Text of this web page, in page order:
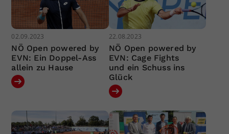
02.09.2023
NÖ Open powered by
EVN: Ein Doppel-Ass
allein zu Hause
22.08.2023
NÖ Open powered by
EVN: Cage Fights
und ein Schuss ins
Glück